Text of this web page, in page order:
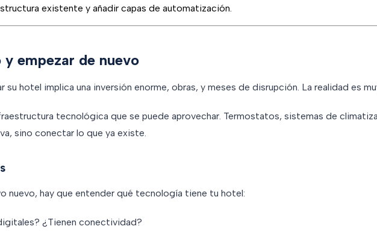
existente y añadir capas de automatización.
empezar de nuevo
hotel implica una inversión enorme, obras, y meses de disrupción. La realidad es
tecnológica que se puede aprovechar. Termostatos, sistemas de
sino conectar lo que ya existe.
nuevo, hay que entender qué tecnología tiene tu hotel:
¿Tienen conectividad?